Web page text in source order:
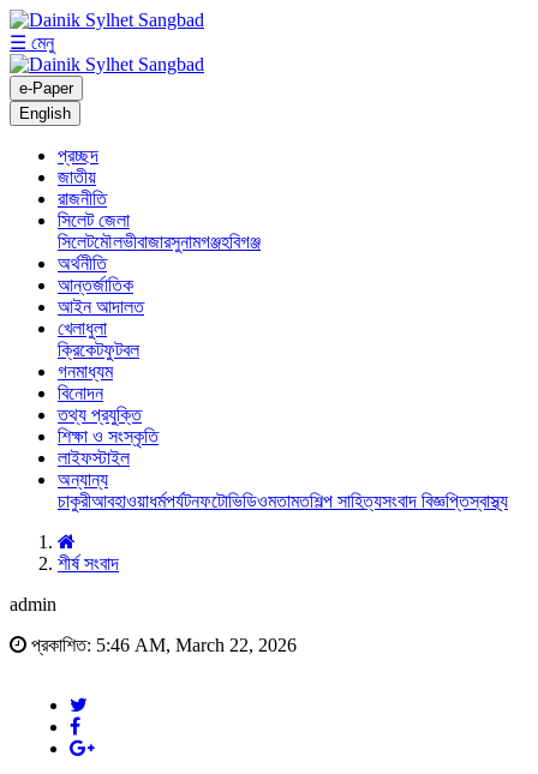
☰ মেনু
e-Paper
English
প্রচ্ছদ
জাতীয়
রাজনীতি
সিলেট জেলা
সিলেটমৌলভীবাজারসুনামগঞ্জহবিগঞ্জ
অর্থনীতি
আন্তর্জাতিক
আইন আদালত
খেলাধুলা
ক্রিকেটফুটবল
গনমাধ্যম
বিনোদন
তথ্য প্রযুক্তি
শিক্ষা ও সংস্কৃতি
লাইফস্টাইল
অন্যান্য
চাকুরীআবহাওয়াধর্মপর্যটনফটোভিডিওমতামতশিল্প সাহিত্যসংবাদ বিজ্ঞপ্তিস্বাস্থ্য
শীর্ষ সংবাদ
admin
প্রকাশিত: 5:46 AM, March 22, 2026